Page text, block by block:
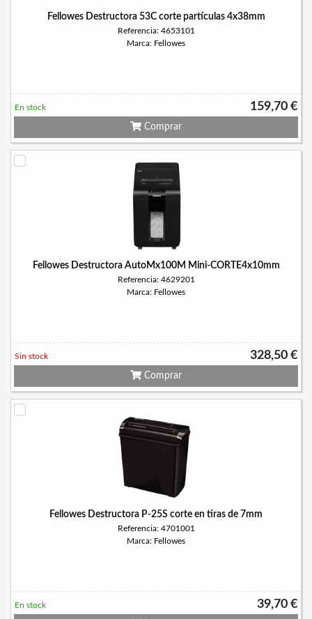
Fellowes Destructora 53C corte partículas 4x38mm
Referencia: 4653101
Marca: Fellowes
159,70 €
En stock
Comprar
Fellowes Destructora AutoMx100M Mini-CORTE4x10mm
Referencia: 4629201
Marca: Fellowes
328,50 €
Sin stock
Comprar
Fellowes Destructora P-25S corte en tiras de 7mm
Referencia: 4701001
Marca: Fellowes
39,70 €
En stock